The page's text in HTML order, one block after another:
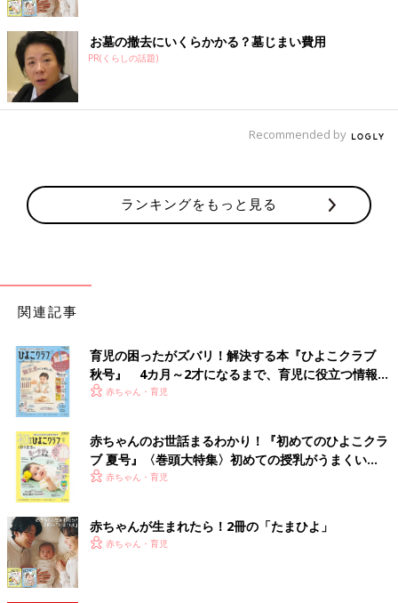
お墓の撤去にいくらかかる？墓じまい費用
PR(くらしの話題)
Recommended by
ランキングをもっと見る
関連記事
育児の困ったがズバリ！解決する本『ひよこクラブ
秋号』 4カ月～2才になるまで、育児に役立つ情報が
いっぱい！
赤ちゃん・育児
赤ちゃんのお世話まるわかり！『初めてのひよこクラ
ブ 夏号』〈巻頭大特集〉初めての授乳がうまくい
く！ おっぱい・ミルクの基本と夏のトラブル 解決テ
赤ちゃん・育児
赤ちゃんが生まれたら！2冊の「たまひよ」
赤ちゃん・育児